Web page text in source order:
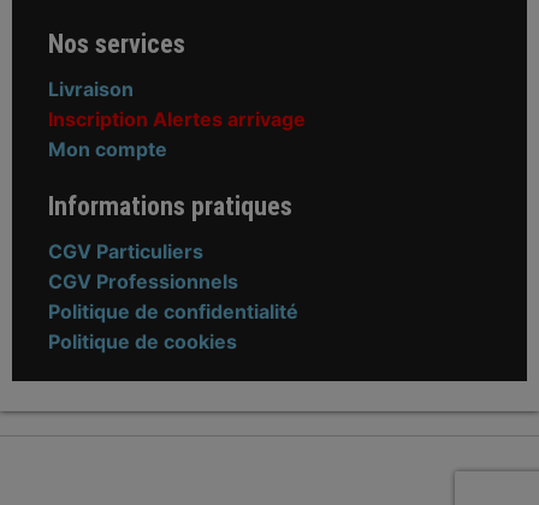
Nos services
Livraison
Inscription Alertes arrivage
Mon compte
Informations pratiques
CGV Particuliers
CGV Professionnels
Politique de confidentialité
Politique de cookies